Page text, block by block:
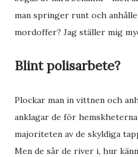
man springer runt och
mordoffer? Jag ställer mig
Blint polisarbete?
Plockar man in vittnen och
anklagar de för
majoriteten av de skyldiga
Men de sår de river i, hur